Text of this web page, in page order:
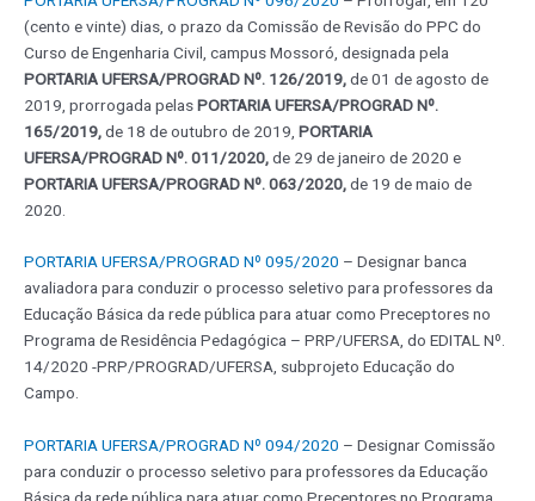
(cento e vinte) dias, o prazo da Comissão de Revisão do PPC do
Curso de Engenharia Civil, campus Mossoró, designada pela
PORTARIA UFERSA/PROGRAD Nº. 126/2019,de 01 de agosto de
2019, prorrogada pelasPORTARIA UFERSA/PROGRAD Nº.
165/2019,de 18 de outubro de 2019, PORTARIA
UFERSA/PROGRAD Nº. 011/2020,de 29 de janeiro de 2020 e
PORTARIA UFERSA/PROGRAD Nº. 063/2020,de 19 de maio de
2020.
PORTARIA UFERSA/PROGRAD Nº 095/2020 – Designar banca
avaliadora para conduzir o processo seletivo para professores da
Educação Básica da rede pública para atuar como Preceptores no
Programa de Residência Pedagógica – PRP/UFERSA, do EDITAL Nº.
14/2020 -PRP/PROGRAD/UFERSA, subprojeto Educação do
Campo.
PORTARIA UFERSA/PROGRAD Nº 094/2020 – Designar Comissão
para conduzir o processo seletivo para professores da Educação